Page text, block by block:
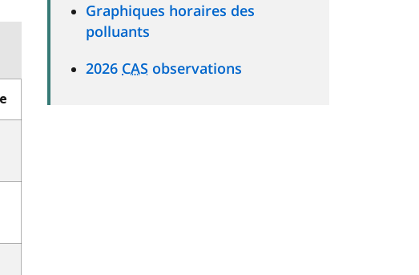
Graphiques horaires des
polluants
2026 CAS observations